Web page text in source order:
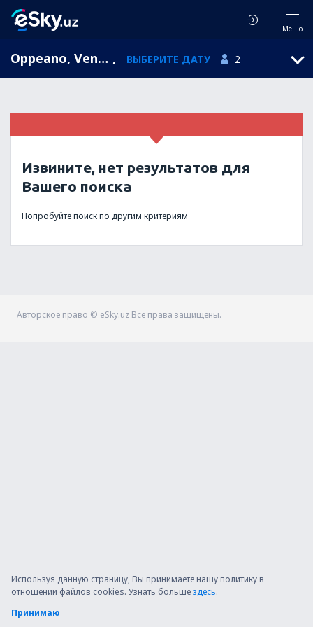
Меню
Oppeano, Veneto, Италия , ВЫБЕРИТЕ ДАТУ 2
Извините, нет результатов для
Вашего поиска
Попробуйте поиск по другим критериям
Авторское право © eSky.uz Все права защищены.
Используя данную страницу, Вы принимаете нашу политику в
отношении файлов cookies. Узнать большездесь.
Принимаю